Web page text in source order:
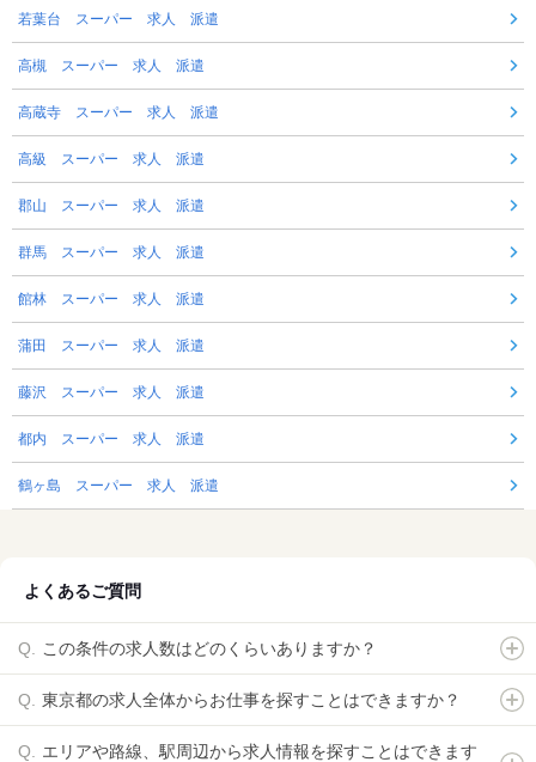
若葉台 スーパー 求人 派遣
高槻 スーパー 求人 派遣
高蔵寺 スーパー 求人 派遣
高級 スーパー 求人 派遣
郡山 スーパー 求人 派遣
群馬 スーパー 求人 派遣
館林 スーパー 求人 派遣
蒲田 スーパー 求人 派遣
藤沢 スーパー 求人 派遣
都内 スーパー 求人 派遣
鶴ヶ島 スーパー 求人 派遣
よくあるご質問
この条件の求人数はどのくらいありますか？
東京都の求人全体からお仕事を探すことはできますか？
エリアや路線、駅周辺から求人情報を探すことはできます